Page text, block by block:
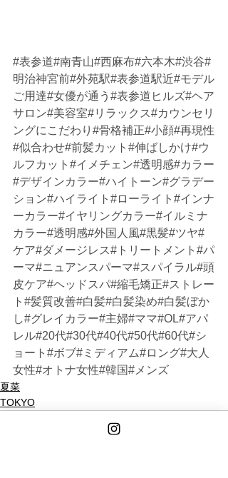
#表参道#南青山#西麻布#六本木#渋谷#
明治神宮前#外苑駅#表参道駅近#モデル
ご用達#女優が通う#表参道ヒルズ#ヘア
サロン#美容室#リラックス#カウンセリ
ングにこだわり#骨格補正#小顔#再現性
#似合わせ#前髪カット#伸ばしかけ#ウ
ルフカット#イメチェン#透明感#カラー
#デザインカラー#ハイトーン#グラデー
ション#ハイライト#ローライト#インナ
ーカラー#イヤリングカラー#イルミナ
カラー#透明感#外国人風#黒髪#ツヤ#
ケア#ダメージレス#トリートメント#パ
ーマ#ニュアンスパーマ#スパイラル#頭
皮ケア#ヘッドスパ#縮毛矯正#ストレー
ト#髪質改善#白髪#白髪染め#白髪ぼか
し#グレイカラー#主婦#ママ#OL#アパ
レル#20代#30代#40代#50代#60代#シ
ョート#ボブ#ミディアム#ロング#大人
女性#オトナ女性#韓国#メンズ
夏菜
TOKYO